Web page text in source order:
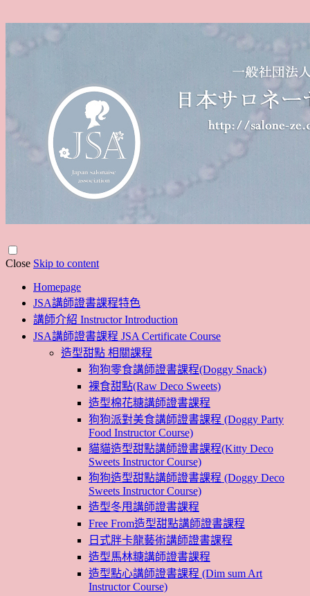
Close Skip to content
Homepage
JSA講師證書課程特色
講師介紹 Instructor Introduction
JSA講師證書課程 JSA Certificate Course
造型甜點 相關課程
狗狗零食講師證書課程(Doggy Snack)
裸食甜點(Raw Deco Sweets)
造型棉花糖講師證書課程
狗狗派對美食講師證書課程 (Doggy Party
Food Instructor Course)
貓貓造型甜點講師證書課程(Kitty Deco
Sweets Instructor Course)
狗狗造型甜點講師證書課程 (Doggy Deco
Sweets Instructor Course)
造型冬甩講師證書課程
Free From造型甜點講師證書課程
日式胖卡龍藝術講師證書課程
造型馬林糖講師證書課程
造型點心講師證書課程 (Dim sum Art
Instructor Course)